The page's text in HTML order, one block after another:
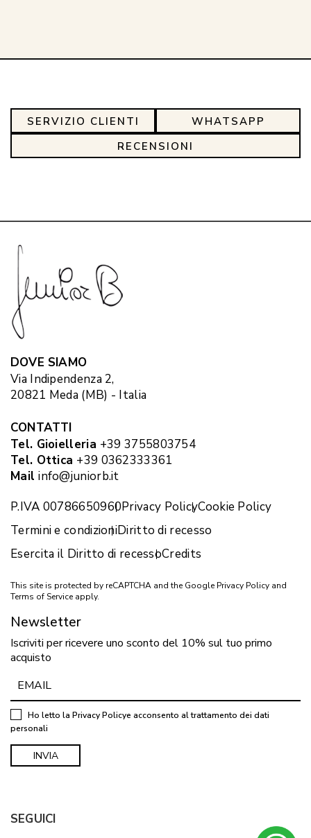
SERVIZIO CLIENTI
WHATSAPP
RECENSIONI
DOVE SIAMO
Via Indipendenza 2,
20821 Meda (MB) - Italia
CONTATTI
Tel. Gioielleria +39 3755803754
Tel. Ottica +39 0362333361
Mail info@juniorb.it
P.IVA 00786650960Privacy PolicyCookie Policy
Termini e condizioniDiritto di recesso
Esercita il Diritto di recessoCredits
This site is protected by reCAPTCHA and the Google Privacy Policy and
Terms of Service apply.
Newsletter
Iscriviti per ricevere uno sconto del 10% sul tuo primo
acquisto
Ho letto la Privacy Policye acconsento al trattamento dei dati
personali
SEGUICI